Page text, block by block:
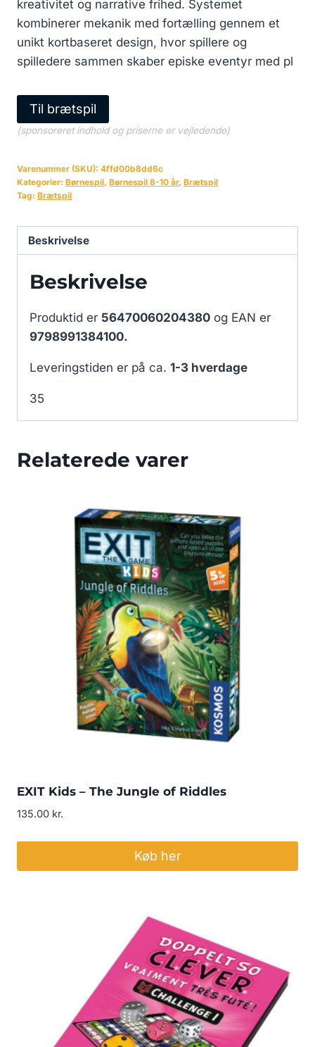
kreativitet og narrative frihed. Systemet
kombinerer mekanik med fortælling gennem et
unikt kortbaseret design, hvor spillere og
spilledere sammen skaber episke eventyr med pl
Til brætspil
(sponsoreret indhold og priserne er vejledende)
Varenummer (SKU): 4ffd00b8dd6c
Kategorier: Børnespil, Børnespil 8-10 år, Brætspil
Tag: Brætspil
Beskrivelse
Beskrivelse
Produktid er 56470060204380 og EAN er
9798991384100.
Leveringstiden er på ca. 1-3 hverdage
35
Relaterede varer
EXIT Kids – The Jungle of Riddles
135.00 kr.
Køb her